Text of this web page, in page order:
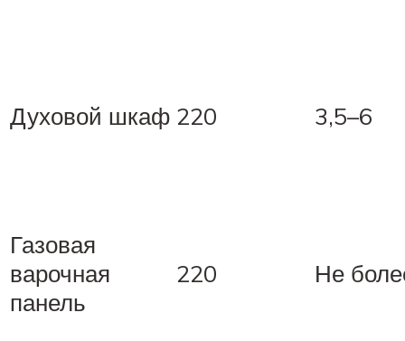
Духовой шкаф 220 3,5–6
Газовая
варочная
панель
220 Не